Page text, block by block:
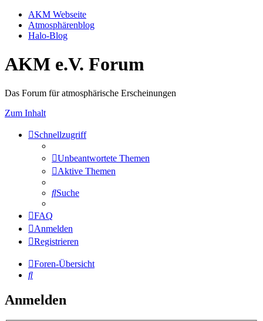
AKM Webseite
Atmosphärenblog
Halo-Blog
AKM e.V. Forum
Das Forum für atmosphärische Erscheinungen
Zum Inhalt
Schnellzugriff
Unbeantwortete Themen
Aktive Themen
Suche
FAQ
Anmelden
Registrieren
Foren-Übersicht
Suche
Anmelden